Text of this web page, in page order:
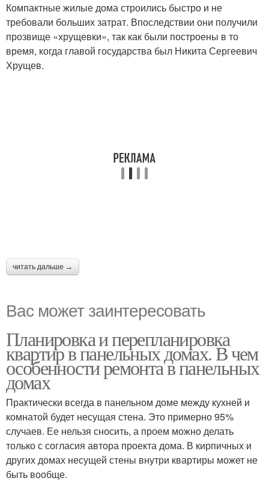
Компактные жилые дома строились быстро и не
требовали больших затрат. Впоследствии они получили
прозвище «хрущевки», так как были построены в то
время, когда главой государства был Никита Сергеевич
Хрущев.
читать дальше →
Вас может заинтересовать
Планировка и перепланировка
квартир в панельных домах. В чем
особенности ремонта в панельных
домах
Практически всегда в панельном доме между кухней и
комнатой будет несущая стена. Это примерно 95%
случаев. Ее нельзя сносить, а проем можно делать
только с согласия автора проекта дома. В кирпичных и
других домах несущей стены внутри квартиры может не
быть вообще.